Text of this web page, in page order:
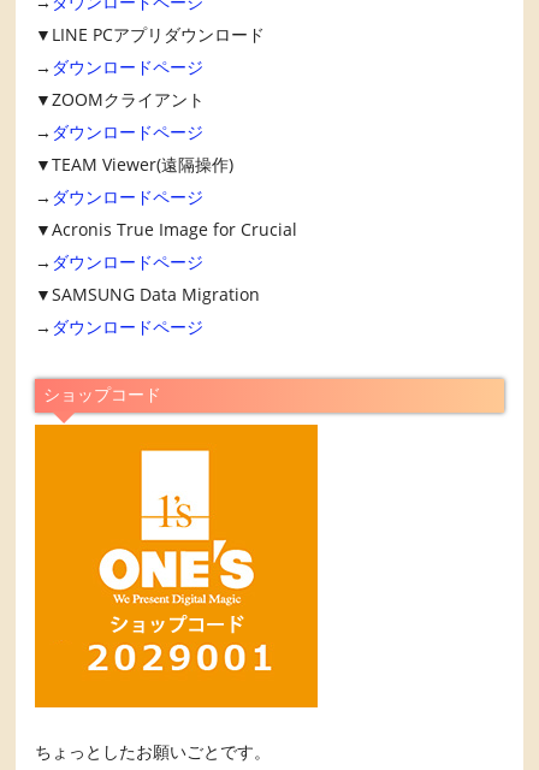
▼LINE PCアプリダウンロード
→ ダウンロードページ
▼ZOOMクライアント
→ ダウンロードページ
▼TEAM Viewer(遠隔操作)
→ ダウンロードページ
▼Acronis True Image for Crucial
→ ダウンロードページ
▼SAMSUNG Data Migration
→ ダウンロードページ
ショップコード
ちょっとしたお願いごとです。